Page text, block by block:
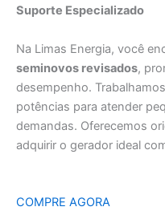
Suporte Especializado
Na Limas Energia, você
seminovos revisados,
desempenho.
potências para atender
demandas. Oferecemos
adquirir o gerador ideal
COMPRE AGORA